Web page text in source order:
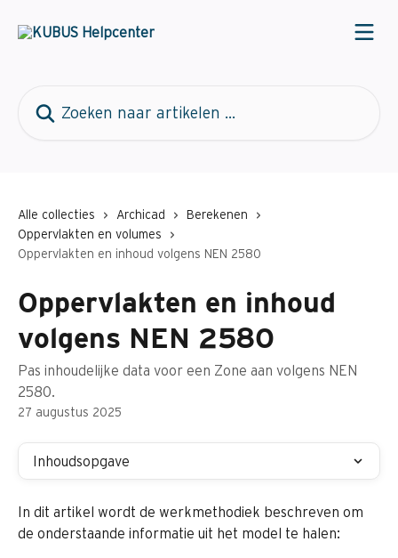
Alle collecties Archicad
Berekenen
Oppervlakten en volumes
Oppervlakten en inhoud volgens NEN 2580
Oppervlakten en inhoud
volgens NEN 2580
Pas inhoudelijke data voor een Zone aan volgens NEN
2580.
27 augustus 2025
Inhoudsopgave
In dit artikel wordt de werkmethodiek beschreven om
de onderstaande informatie uit het model te halen: